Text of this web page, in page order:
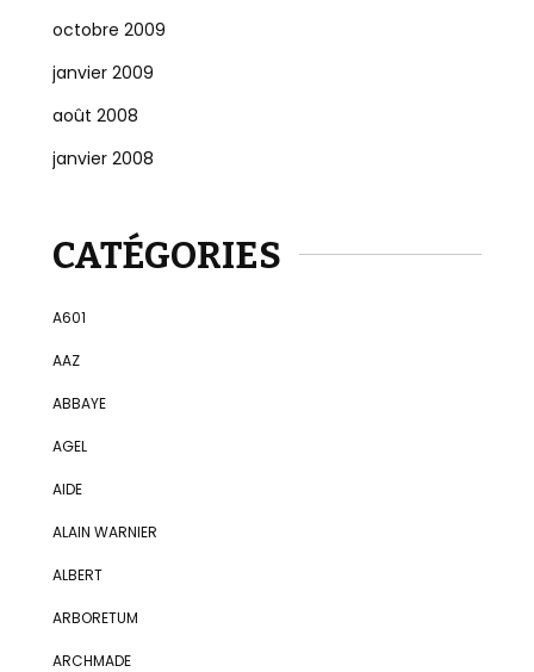
octobre 2009
janvier 2009
août 2008
janvier 2008
CATÉGORIES
A601
AAZ
ABBAYE
AGEL
AIDE
ALAIN WARNIER
ALBERT
ARBORETUM
ARCHMADE